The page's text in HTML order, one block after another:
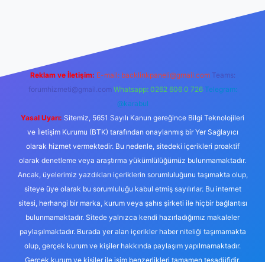
Reklam ve İletişim: E-mail: backlinkpaneli@gmail.com Teams:
forumhizmeti@gmail.com Whatsapp: 0262 606 0 726 Telegram:
@karabul
Yasal Uyarı: Sitemiz, 5651 Sayılı Kanun gereğince Bilgi Teknolojileri
ve İletişim Kurumu (BTK) tarafından onaylanmış bir Yer Sağlayıcı
olarak hizmet vermektedir. Bu nedenle, sitedeki içerikleri proaktif
olarak denetleme veya araştırma yükümlülüğümüz bulunmamaktadır.
Ancak, üyelerimiz yazdıkları içeriklerin sorumluluğunu taşımakta olup,
siteye üye olarak bu sorumluluğu kabul etmiş sayılırlar. Bu internet
sitesi, herhangi bir marka, kurum veya şahıs şirketi ile hiçbir bağlantısı
bulunmamaktadır. Sitede yalnızca kendi hazırladığımız makaleler
paylaşılmaktadır. Burada yer alan içerikler haber niteliği taşımamakta
olup, gerçek kurum ve kişiler hakkında paylaşım yapılmamaktadır.
Gerçek kurum ve kişiler ile isim benzerlikleri tamamen tesadüfidir.